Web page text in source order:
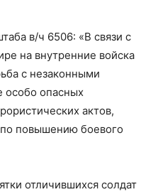
в/ч 6506: «В связи с
на внутренние войска
с незаконными
особо опасных
актов,
повышению боевого
отличившихся солдат